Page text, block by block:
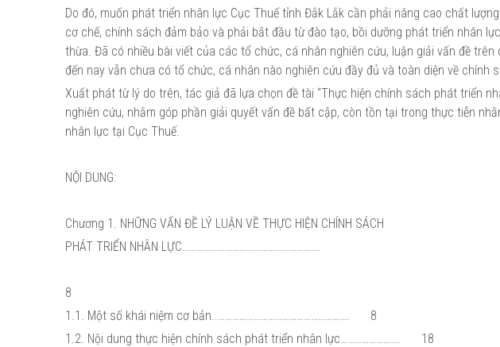
Do đó, muốn phát triển nhân lực Cục Thuế tỉnh Đắk Lắk cần phải nâng cao chất
cơ chế, chính sách đảm bảo và phải bắt đầu từ đào tạo, bồi dưỡng phát triển nhân
thừa. Đã có nhiều bài viết của các tổ chức, cá nhân nghiên cứu, luận giải vấn đề
đến nay vẫn chưa có tổ chức, cá nhân nào nghiên cứu đầy đủ và toàn diện về chính
Xuất phát từ lý do trên, tác giả đã lựa chọn đề tài “Thực hiện chính sách phát triển
nghiên cứu, nhằm góp phần giải quyết vấn đề bất cập, còn tồn tại trong thực tiễn
nhân lực tại Cục Thuế.
NỘI DUNG:
Chương 1. NHỮNG VẤN ĐỀ LÝ LUẬN VỀ THỰC HIỆN CHÍNH SÁCH
PHÁT TRIỂN NHÂN LỰC………………………………………………….
8
1.1. Một số khái niệm cơ bản..……………………………………………….
8
1.2. Nội dung thực hiện chính sách phát triển nhân lực…………………….
18